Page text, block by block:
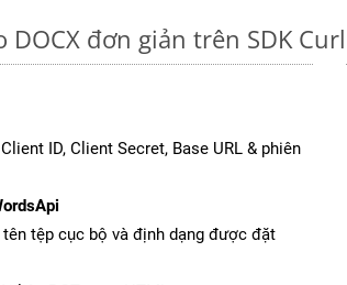
DOCX đơn giản trên SDK Curl
ID, Client Secret, Base URL & phiên
tệp cục bộ và định dạng được đặt